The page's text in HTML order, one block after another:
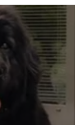
und Updates
ID.